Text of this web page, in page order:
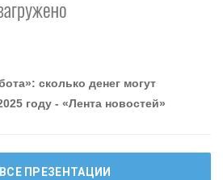
персонал - «Интервью»
сколько денег могут
году - «Лента новостей»
ВСЕ ПРЕЗЕНТАЦИИ